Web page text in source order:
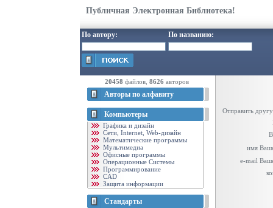
Публичная Электронная Библиотека!
По автору: По названию:
20458 файлов, 8626 авторов
Авторы по алфавиту
Компьютеры
Графика и дизайн
Cети, Internet, Web-дизайн
Математические программы
Мультимедиа
Офисные программы
Операционные Системы
Программирование
CAD
Защита информации
Стандарты
Отправить
имя
e-mail